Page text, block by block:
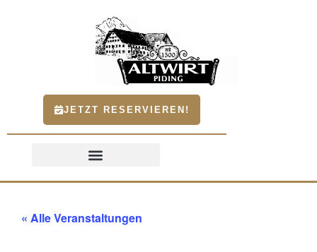
JETZT RESERVIEREN!
« Alle Veranstaltungen